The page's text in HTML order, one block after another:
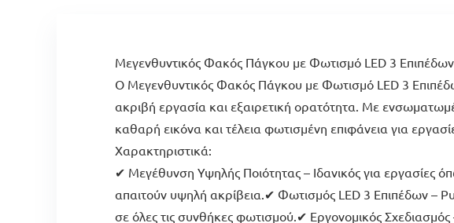
Μεγενθυντικός Φακός Πάγκου με Φωτισμό LED 3 Επιπέδων
Ο Μεγενθυντικός Φακός Πάγκου με Φωτισμό LED 3
ακριβή εργασία και εξαιρετική ορατότητα. Με
καθαρή εικόνα και τέλεια φωτισμένη επιφάνεια για
Χαρακτηριστικά:
✔ Μεγέθυνση Υψηλής Ποιότητας – Ιδανικός για εργασίες
απαιτούν υψηλή ακρίβεια.✔ Φωτισμός LED 3 Επιπέδων –
σε όλες τις συνθήκες φωτισμού.✔ Εργονομικός